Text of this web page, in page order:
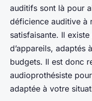
auditifs sont là pour
déficience auditive à
satisfaisante. Il
d’appareils, adaptés
budgets. Il est donc
audioprothésiste
adaptée à votre